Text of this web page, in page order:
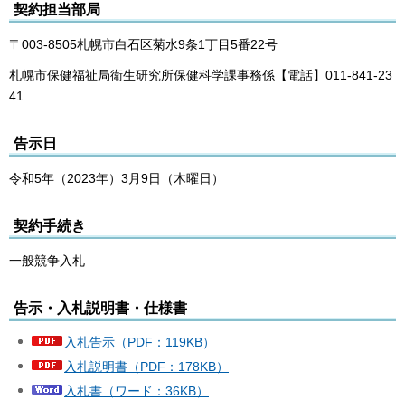
契約担当部局
〒003-8505札幌市白石区菊水9条1丁目5番22号
札幌市保健福祉局衛生研究所保健科学課事務係【電話】011-841-23
41
告示日
令和5年（2023年）3月9日（木曜日）
契約手続き
一般競争入札
告示・入札説明書・仕様書
入札告示（PDF：119KB）
入札説明書（PDF：178KB）
入札書（ワード：36KB）